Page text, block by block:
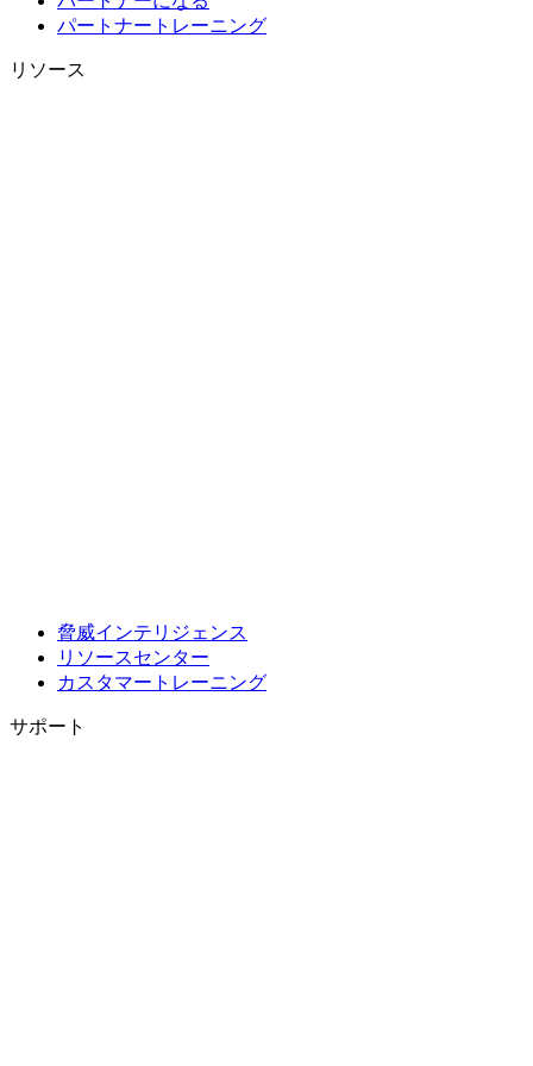
パートナートレーニング
リソース
脅威インテリジェンス
リソースセンター
カスタマートレーニング
サポート